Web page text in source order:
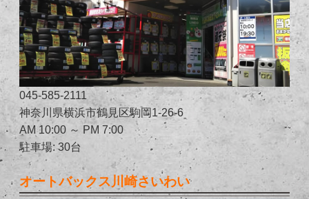
045-585-2111
神奈川県横浜市鶴見区駒岡1-26-6
AM 10:00 ～ PM 7:00
駐車場: 30台
オートバックス川崎さいわい